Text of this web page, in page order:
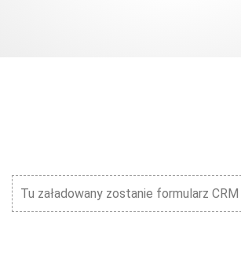
Tu załadowany zostanie formularz CRM